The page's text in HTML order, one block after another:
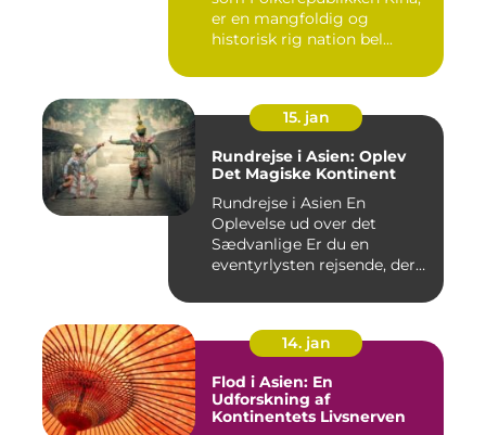
er en mangfoldig og
historisk rig nation bel...
15. jan
Rundrejse i Asien: Oplev
Det Magiske Kontinent
Rundrejse i Asien En
Oplevelse ud over det
Sædvanlige Er du en
eventyrlysten rejsende, der
14. jan
Flod i Asien: En
Udforskning af
Kontinentets Livsnerven